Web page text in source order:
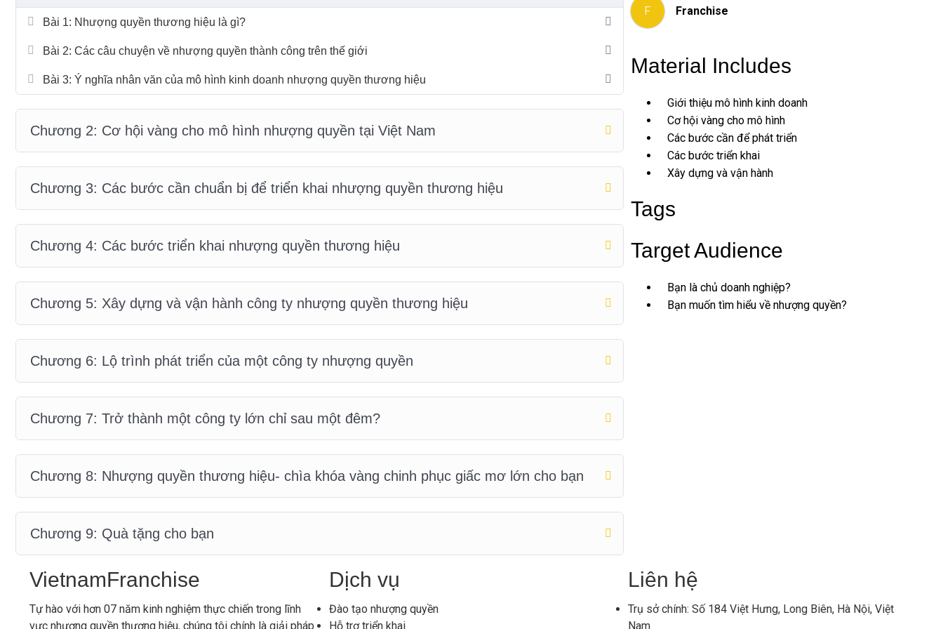
Bài 1: Nhượng quyền thương hiệu là gì?
Bài 2: Các câu chuyện về nhượng quyền thành công trên thế giới
Bài 3: Ý nghĩa nhân văn của mô hình kinh doanh nhượng quyền thương hiệu
Chương 2: Cơ hội vàng cho mô hình nhượng quyền tại Việt Nam
Chương 3: Các bước cần chuẩn bị để triển khai nhượng quyền thương hiệu
Chương 4: Các bước triển khai nhượng quyền thương hiệu
Chương 5: Xây dựng và vận hành công ty nhượng quyền thương hiệu
Chương 6: Lộ trình phát triển của một công ty nhượng quyền
Chương 7: Trở thành một công ty lớn chỉ sau một đêm?
Chương 8: Nhượng quyền thương hiệu- chìa khóa vàng chinh phục giấc mơ lớn cho bạn
Chương 9: Quà tặng cho bạn
F Franchise
Material Includes
Giới thiệu mô hình kinh doanh
Cơ hội vàng cho mô hình
Các bước cần để phát triển
Các bước triển khai
Xây dựng và vận hành
Tags
Target Audience
Bạn là chủ doanh nghiệp?
Bạn muốn tìm hiểu về nhượng quyền?
VietnamFranchise
Tự hào với hơn 07 năm kinh nghiệm thực chiến trong lĩnh
vực nhượng quyền thương hiệu, chúng tôi chính là giải pháp
Dịch vụ
Đào tạo nhượng quyền
Hỗ trợ triển khai
Liên hệ
Trụ sở chính: Số 184 Việt Hưng, Long Biên, Hà Nội, Việt
Nam